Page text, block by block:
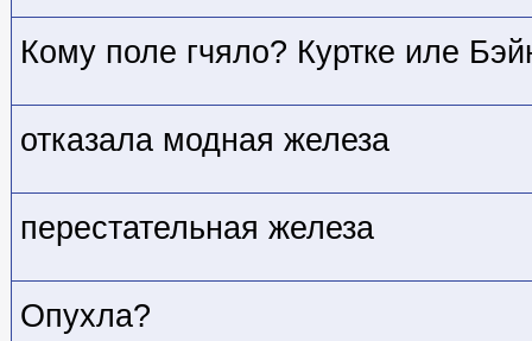
Кому поле гчяло? Куртке иле
отказала модная железа
перестательная железа
Опухла?